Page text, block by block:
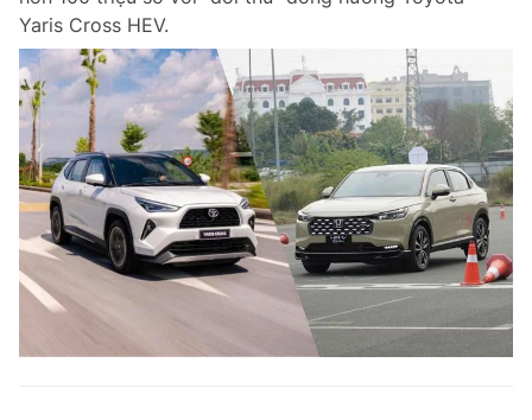
Yaris Cross HEV.